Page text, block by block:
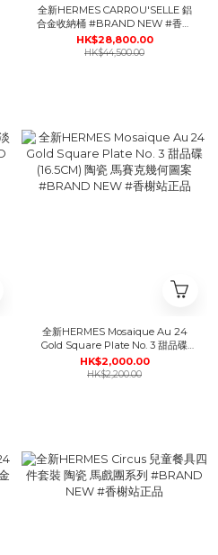
全新HERMES CARROU'SELLE 鋁
合金收納桶 #BRAND NEW #香榭
站正品
HK$28,800.00
HK$44,500.00
全新HERMES Mosaique Au 24
Gold Square Plate No. 3 甜品碟
(16.5CM) 陶瓷 馬賽克幾何圖案
#BRAND NEW #香榭站正品
HK$2,000.00
HK$2,200.00